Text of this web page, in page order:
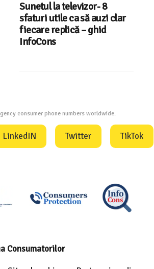
Sunetul la televizor- 8
sfaturi utile ca să auzi clar
fiecare replică – ghid
InfoCons
consumer phone numbers worldwide.
LinkedIN Twitter TikTok
Consumatorilor